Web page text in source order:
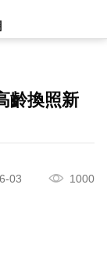
齡換照新
03 1000